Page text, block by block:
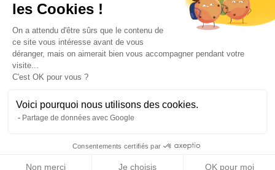
les Cookies !
On a attendu d'être sûrs que le contenu de
ce site vous intéresse avant de vous
déranger, mais on aimerait bien vous accompagner pendant votre
visite...
C'est OK pour vous ?
Voici pourquoi nous utilisons des cookies.
Partage de données avec Google
Consentements certifiés par
Non merci Je choisis OK pour moi
Copyright ©Krömm 2026